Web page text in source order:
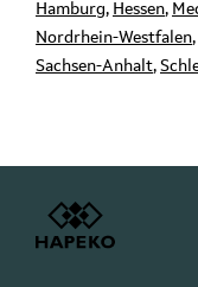
Hamburg, Hessen,
Nordrhein-Westfalen,
Sachsen-Anhalt,